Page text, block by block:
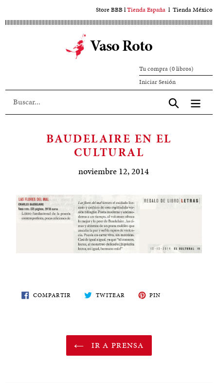
al
Store BBBlTienda España l Tienda México
Vaso Roto
Tu compra (0 libros)
Iniciar SesiónIniciar
sesión
Aceptar
BAUDELAIRE EN EL
CULTURAL
noviembre 12, 2014
COMPARTIR COMPARTE
EN
TWITEAR TWITEA
EN
PIN
IR A PRENSA